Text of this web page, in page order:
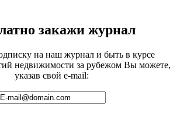
закажи журнал
на наш журнал и быть в курсе
недвижимости за рубежом Вы можете,
указав свой e-mail: